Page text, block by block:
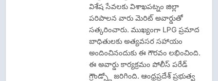
విశేష సేవలకు విశాఖపట్నం జిల్లా
పరిపాలన వారు మెరిట్ అవార్డుతో
సత్కరించారు. ముఖ్యంగా LPG ప్రమాద
బాధితులకు అత్యవసర సహాయం
అందించినందుకు ఈ గౌరవం లభించింది.
ఈ అవార్డు కార్యక్రమం పోలీస్ పరేడ్
గ్రౌండ్స్లో జరిగింది. ఆంధ్రప్రదేశ్ ప్రభుత్వ